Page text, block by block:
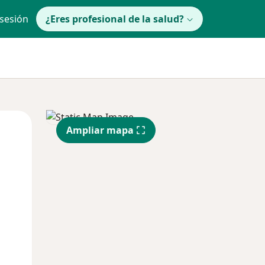
¿Eres profesional de la salud?
Mié
12 Ago
Jue
13 Ago
Ampliar mapa